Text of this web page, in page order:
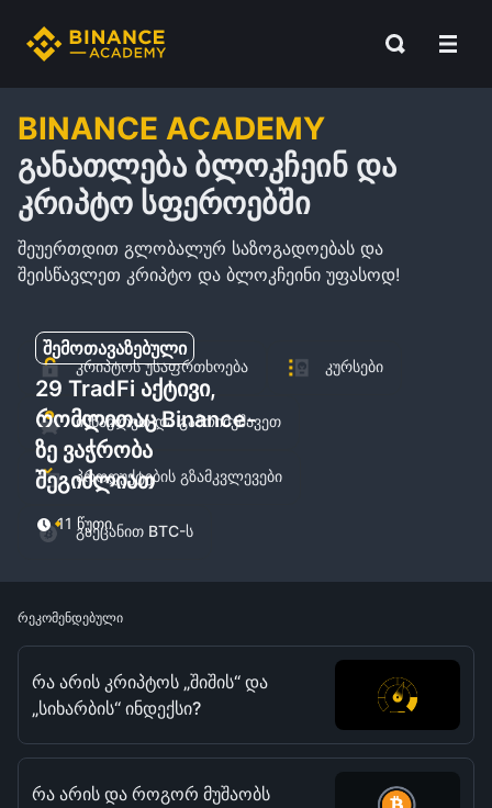
BINANCE ACADEMY
ᲒᲐᲜᲐᲗᲚᲔᲑᲐ ᲑᲚᲝᲙᲩᲔᲘᲜ ᲓᲐ
ᲙᲠᲘᲞᲢᲝ ᲡᲤᲔᲠᲝᲔᲑᲨᲘ
შეუერთდით გლობალურ საზოგადოებას და
შეისწავლეთ კრიპტო და ბლოკჩეინი უფასოდ!
შემოთავაზებული
29 TradFi აქტივი,
რომლითაც Binance-
ზე ვაჭრობა
შეგიძლიათ
11 წუთი
კრიპტოს უსაფრთხოება კურსები
ისწავლეთ და გამოიმუშავეთ
პროდუქტების გზამკვლევები
გაეცანით BTC-ს
რეკომენდებული
რა არის კრიპტოს „შიშის“ და
„სიხარბის“ ინდექსი?
რა არის და როგორ მუშაობს